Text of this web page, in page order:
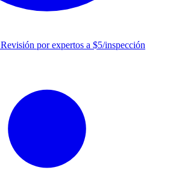
Revisión por expertos a $5/inspección